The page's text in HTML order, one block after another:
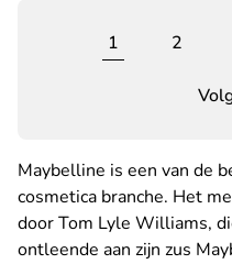
1 2
Maybelline is een van de
cosmetica branche. Het
door Tom Lyle Williams,
ontleende aan zijn zus